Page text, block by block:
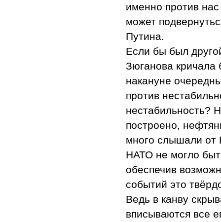
именно против
может
Путина.
Если бы был
Зюганова кричала
накануне
против
нестабильность?
построено,
много слышали от
НАТО не могло
обеспечив
событий это
Ведь в канву
вписываются все